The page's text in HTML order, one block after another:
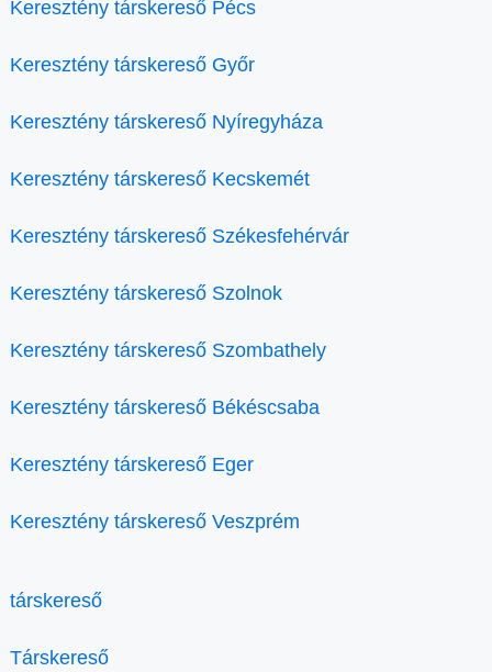
Keresztény társkereső Pécs
Keresztény társkereső Győr
Keresztény társkereső Nyíregyháza
Keresztény társkereső Kecskemét
Keresztény társkereső Székesfehérvár
Keresztény társkereső Szolnok
Keresztény társkereső Szombathely
Keresztény társkereső Békéscsaba
Keresztény társkereső Eger
Keresztény társkereső Veszprém
társkereső
Társkereső